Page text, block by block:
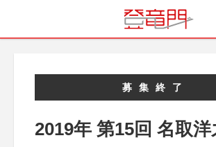
募集終了
2019年 第15回 名取